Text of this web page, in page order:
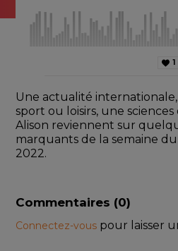
1
Une actualité
sport ou loisirs, une
Alison reviennent sur
marquants de la semaine du
2022.
Commentaires (0)
Connectez-vous pour laisser